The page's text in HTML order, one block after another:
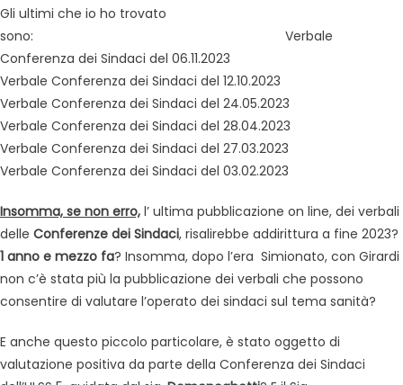
Gli ultimi che io ho trovato
sono: Verbale
Conferenza dei Sindaci del 06.11.2023
Verbale Conferenza dei Sindaci del 12.10.2023
Verbale Conferenza dei Sindaci del 24.05.2023
Verbale Conferenza dei Sindaci del 28.04.2023
Verbale Conferenza dei Sindaci del 27.03.2023
Verbale Conferenza dei Sindaci del 03.02.2023
Insomma, se non erro, l’ ultima pubblicazione on line, dei verbali
delle Conferenze dei Sindaci, risalirebbe addirittura a fine 2023?
1 anno e mezzo fa? Insomma, dopo l’era Simionato, con Girardi
non c’è stata più la pubblicazione dei verbali che possono
consentire di valutare l’operato dei sindaci sul tema sanità?
E anche questo piccolo particolare, è stato oggetto di
valutazione positiva da parte della Conferenza dei Sindaci